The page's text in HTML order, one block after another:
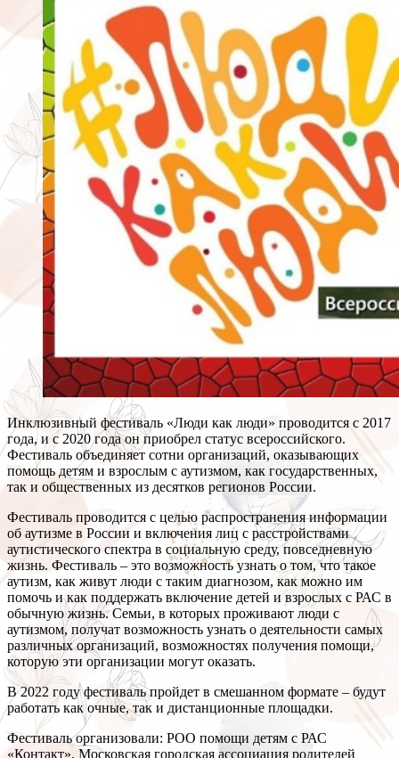
Инклюзивный фестиваль «Люди как люди» проводится с 2017
года, и с 2020 года он приобрел статус всероссийского.
Фестиваль объединяет сотни организаций, оказывающих
помощь детям и взрослым с аутизмом, как государственных,
так и общественных из десятков регионов России.
Фестиваль проводится с целью распространения информации
об аутизме в России и включения лиц с расстройствами
аутистического спектра в социальную среду, повседневную
жизнь. Фестиваль – это возможность узнать о том, что такое
аутизм, как живут люди с таким диагнозом, как можно им
помочь и как поддержать включение детей и взрослых с РАС в
обычную жизнь. Семьи, в которых проживают люди с
аутизмом, получат возможность узнать о деятельности самых
различных организаций, возможностях получения помощи,
которую эти организации могут оказать.
В 2022 году фестиваль пройдет в смешанном формате – будут
работать как очные, так и дистанционные площадки.
Фестиваль организовали: РОО помощи детям с РАС
«Контакт», Московская городская ассоциация родителей